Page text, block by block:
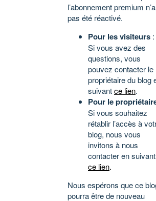
l’abonnement premium n’a
pas été réactivé.
Pour les visiteurs :
Si vous avez des
questions, vous
pouvez contacter le
propriétaire du blog
suivantce lien.
Pour le
Si vous souhaitez
rétablir l’accès à
blog, nous vous
invitons à nous
contacter en suivant
ce lien.
Nous espérons que ce
pourra être de nouveau